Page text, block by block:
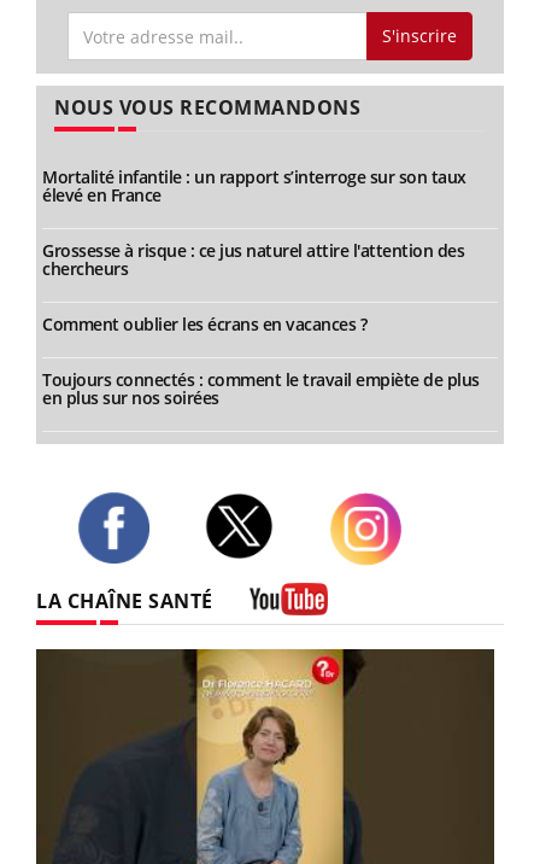
S'inscrire
NOUS VOUS RECOMMANDONS
Mortalité infantile : un rapport s’interroge sur son taux
élevé en France
Grossesse à risque : ce jus naturel attire l'attention des
chercheurs
Comment oublier les écrans en vacances ?
Toujours connectés : comment le travail empiète de plus
en plus sur nos soirées
LA CHAÎNE SANTÉ